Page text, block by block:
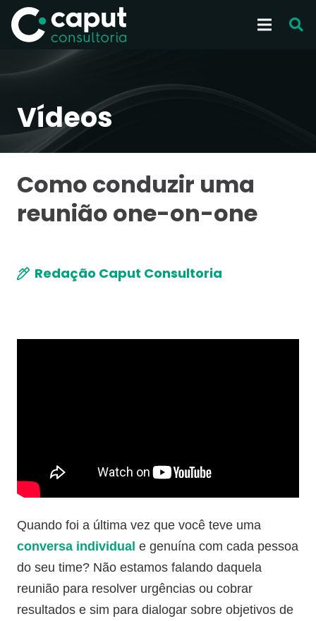
Vídeos
Como conduzir uma
reunião one-on-one
Redação Caput Consultoria
Quando foi a última vez que você teve uma
conversa individual e genuína com cada pessoa
do seu time? Não estamos falando daquela
reunião para resolver urgências ou cobrar
resultados e sim para dialogar sobre objetivos de